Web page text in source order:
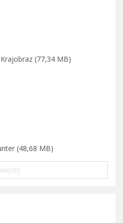
(77,34 MB)
(48,68 MB)